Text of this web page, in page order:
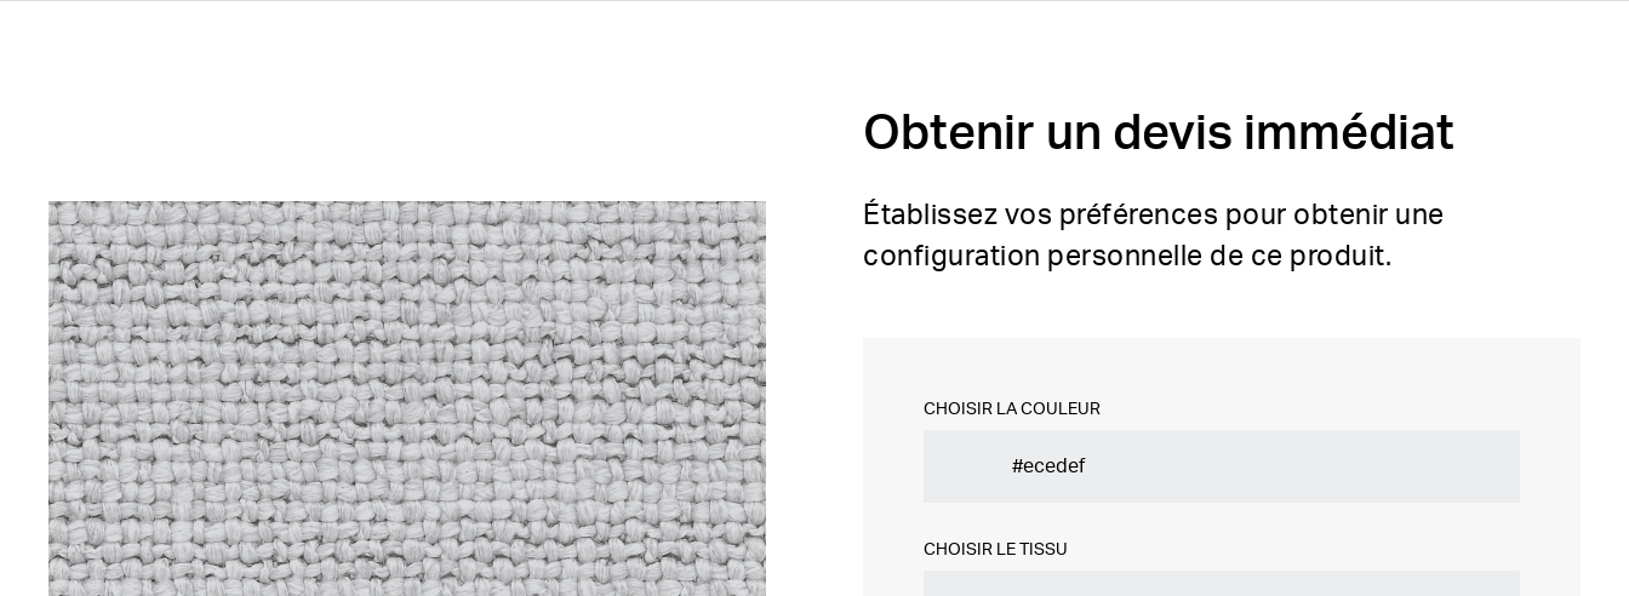
Obtenir un devis immédiat
Établissez vos préférences pour obtenir une
configuration personnelle de ce produit.
CHOISIR LA COULEUR
CHOISIR LE TISSU